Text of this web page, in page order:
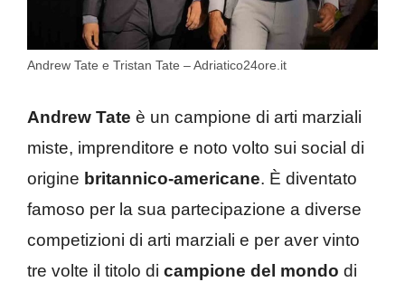
Andrew Tate e Tristan Tate – Adriatico24ore.it
Andrew Tate è un campione di arti marziali
miste, imprenditore e noto volto sui social di
origine britannico-americane. È diventato
famoso per la sua partecipazione a diverse
competizioni di arti marziali e per aver vinto
tre volte il titolo di campione del mondo di